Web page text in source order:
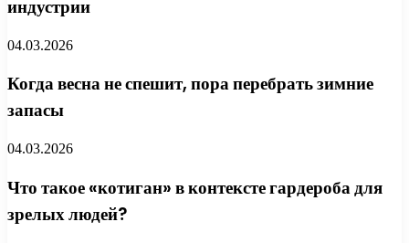
индустрии
04.03.2026
Когда весна не спешит, пора перебрать зимние
запасы
04.03.2026
Что такое «котиган» в контексте гардероба для
зрелых людей?